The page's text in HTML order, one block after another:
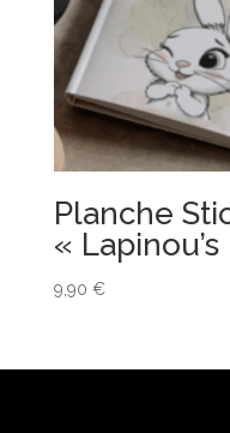
Planche
« Lapinou’s
9,90 €